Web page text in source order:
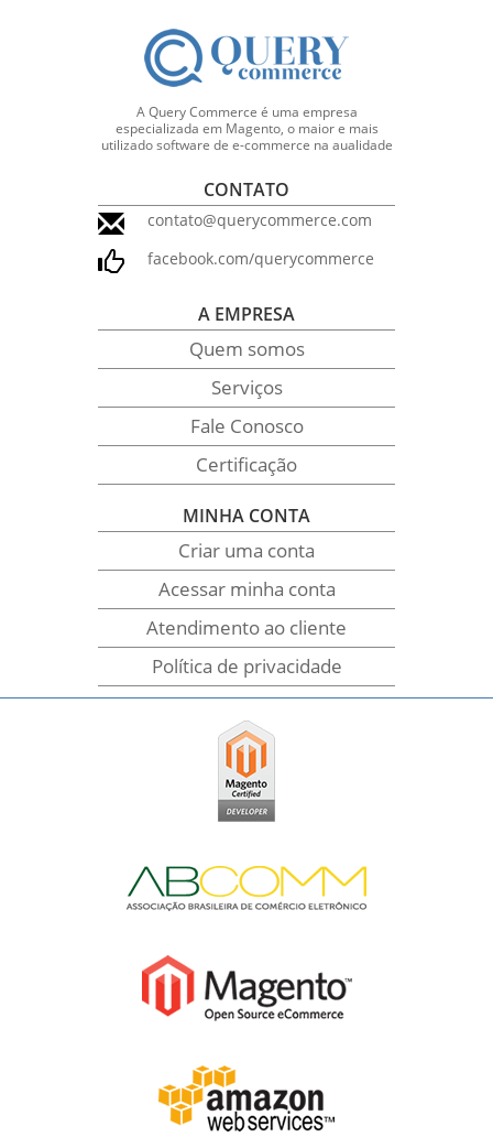
A Query Commerce é uma empresa
especializada em Magento, o maior e mais
utilizado software de e-commerce na aualidade
CONTATO
contato@querycommerce.com
facebook.com/querycommerce
A EMPRESA
Quem somos
Serviços
Fale Conosco
Certificação
MINHA CONTA
Criar uma conta
Acessar minha conta
Atendimento ao cliente
Política de privacidade